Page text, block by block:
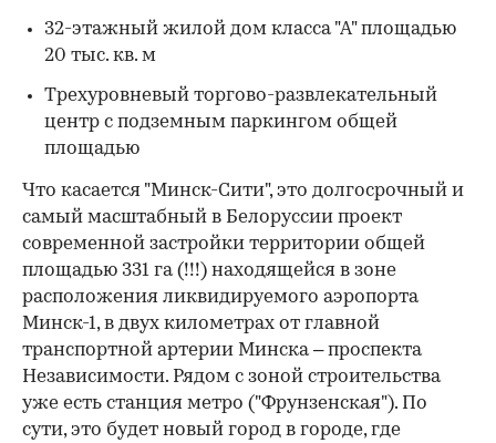
32-этажный жилой дом класса "А" площадью
20 тыс. кв. м
Трехуровневый торгово-развлекательный
центр с подземным паркингом общей
площадью
Что касается "Минск-Сити", это долгосрочный и
самый масштабный в Белоруссии проект
современной застройки территории общей
площадью 331 га (!!!) находящейся в зоне
расположения ликвидируемого аэропорта
Минск-1, в двух километрах от главной
транспортной артерии Минска – проспекта
Независимости. Рядом с зоной строительства
уже есть станция метро ("Фрунзенская"). По
сути, это будет новый город в городе, где